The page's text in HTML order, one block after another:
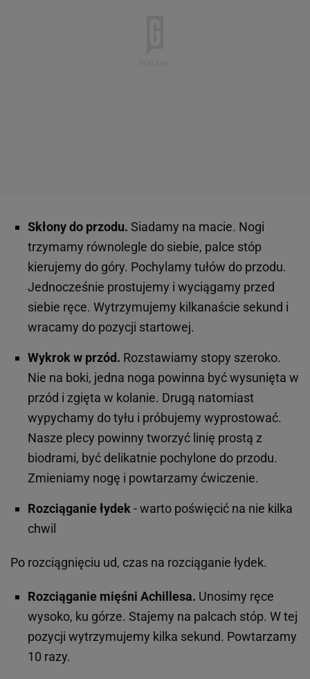
Skłony do przodu. Siadamy na macie. Nogi
trzymamy równolegle do siebie, palce stóp
kierujemy do góry. Pochylamy tułów do przodu.
Jednocześnie prostujemy i wyciągamy przed
siebie ręce. Wytrzymujemy kilkanaście sekund i
wracamy do pozycji startowej.
Wykrok w przód. Rozstawiamy stopy szeroko.
Nie na boki, jedna noga powinna być wysunięta w
przód i zgięta w kolanie. Drugą natomiast
wypychamy do tyłu i próbujemy wyprostować.
Nasze plecy powinny tworzyć linię prostą z
biodrami, być delikatnie pochylone do przodu.
Zmieniamy nogę i powtarzamy ćwiczenie.
Rozciąganie łydek- warto poświęcić na nie kilka
chwil
Po rozciągnięciu ud, czas na rozciąganie łydek.
Rozciąganie mięśni Achillesa. Unosimy ręce
wysoko, ku górze. Stajemy na palcach stóp. W tej
pozycji wytrzymujemy kilka sekund. Powtarzamy
10 razy.